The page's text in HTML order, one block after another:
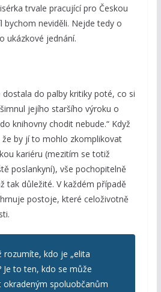
trvale pracující pro Českou
bychom neviděli. Nejde tedy o
ukázkové jednání.
dostala do palby kritiky poté, co si
jejího staršího výroku o
knihovny chodit nebude.“ Když
že by jí to mohlo zkomplikovat
kariéru (mezitím se totiž
poslankyní), vše pochopitelně
tak důležité. V každém případě
postoje, které celoživotně
rozumíte, kdo je „elita
Je to ten, kdo se může
okradeným spoluobčanům